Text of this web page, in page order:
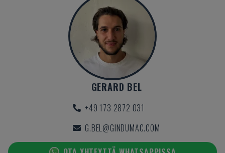
GERARD BEL
+49 173 2872 031
G.BEL@GINDUMAC.COM